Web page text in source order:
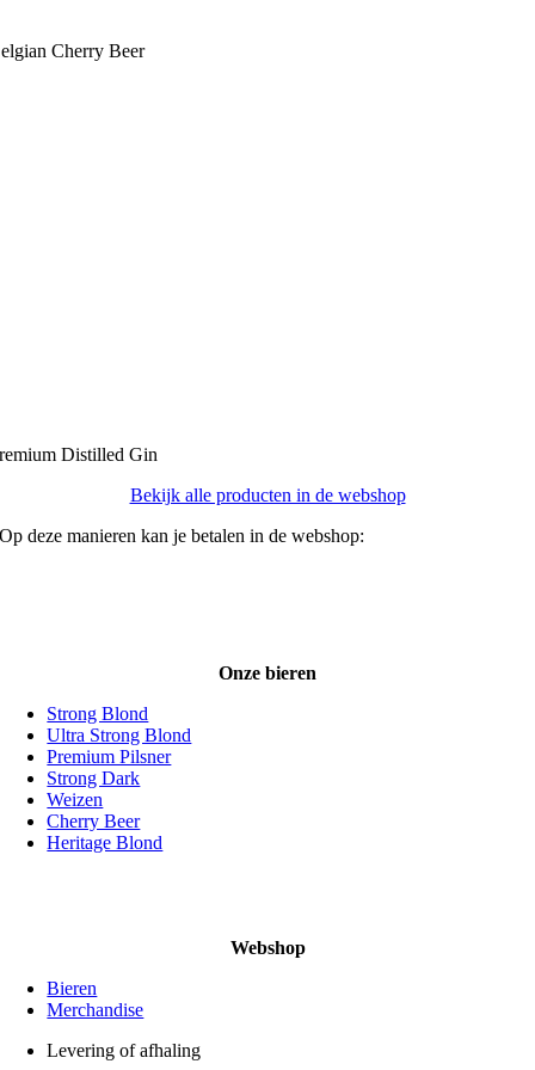
Cherry Beer
Distilled Gin
Bekijk alle producten in de webshop
Op deze manieren kan je betalen in de webshop:
Onze bieren
Strong Blond
Ultra Strong Blond
Premium Pilsner
Strong Dark
Weizen
Cherry Beer
Heritage Blond
Webshop
Bieren
Merchandise
Levering of afhaling